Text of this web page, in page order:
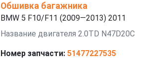
Обшивка багажника
BMW 5 F10/F11 (2009—2013) 2011
Название двигателя 2.0TD N47D20C
Номер запчасти: 51477227535